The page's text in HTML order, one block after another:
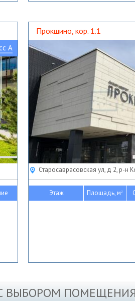
A
Прокшино, кор. 1.1
Старосаврасовская ул, д 2, р-н
Этаж Площадь, м2
ВЫБОРОМ